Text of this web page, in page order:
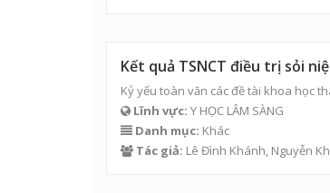
Kết quả TSNCT điều trị sỏi
Kỷ yếu toàn văn các đề tài khoa học
Lĩnh vực: Y HỌC LÂM SÀNG
Danh mục: Khác
Tác giả: Lê Đình Khánh, Nguyễn